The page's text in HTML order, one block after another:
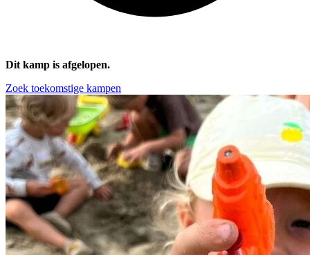
Dit kamp is afgelopen.
Zoek toekomstige kampen